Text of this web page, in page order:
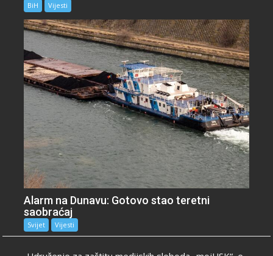
BiH Vijesti
Alarm na Dunavu: Gotovo stao teretni
saobraćaj
Svijet Vijesti